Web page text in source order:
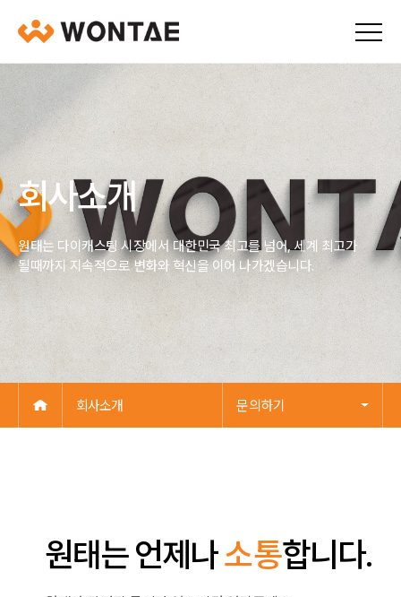
회사소개
원태는 다이캐스팅 시장에서 대한민국 최고를 넘어, 세계 최고가
될때까지 지속적으로 변화와 혁신을 이어 나가겠습니다.
회사소개 문의하기
원태는 언제나소통합니다.